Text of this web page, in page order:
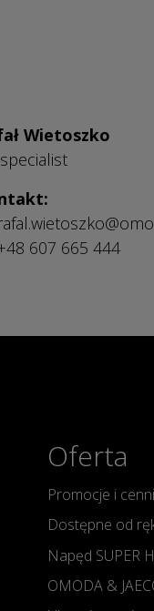
Wietoszko
607 665 444
Oferta
Promocje i
Dostępne od
Napęd SUPER
OMODA &